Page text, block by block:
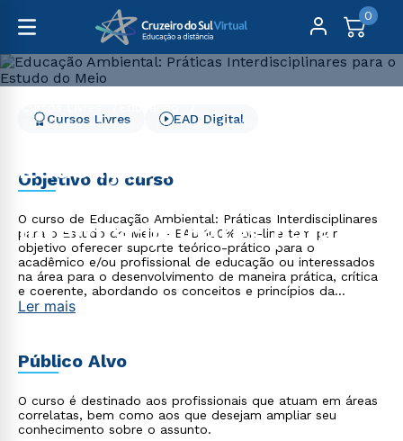
0
Educação Ambiental: Práticas Interdisciplinares para o
Educação Ambiental:
Práticas
Interdisciplinares para o
Estudo do Meio
Cursos Livres EAD Digital
Objetivo do curso
O curso de Educação Ambiental: Práticas Interdisciplinares
para o Estudo do Meio - EAD 100% on-line tem por
objetivo oferecer suporte teórico-prático para o
acadêmico e/ou profissional de educação ou interessados
na área para o desenvolvimento de maneira prática, crítica
e coerente, abordando os conceitos e princípios da
Educação Ambiental.
Ler mais
Público Alvo
O curso é destinado aos profissionais que atuam em áreas
correlatas, bem como aos que desejam ampliar seu
conhecimento sobre o assunto.